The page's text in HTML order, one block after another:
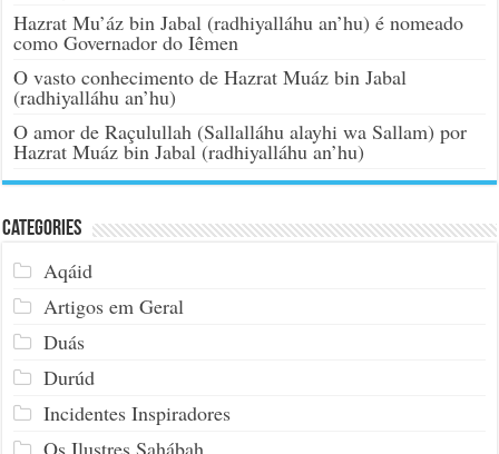
Hazrat Mu’áz bin Jabal (radhiyalláhu an’hu) é nomeado
como Governador do Iêmen
O vasto conhecimento de Hazrat Muáz bin Jabal
(radhiyalláhu an’hu)
O amor de Raçulullah (Sallalláhu alayhi wa Sallam) por
Hazrat Muáz bin Jabal (radhiyalláhu an’hu)
Categories
Aqáid
Artigos em Geral
Duás
Durúd
Incidentes Inspiradores